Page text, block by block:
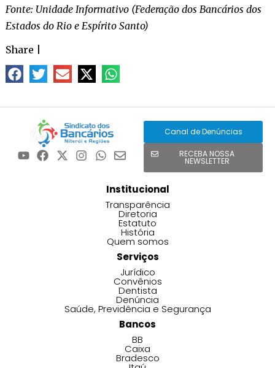
Fonte: Unidade Informativo (Federação dos Bancários dos
Estados do Rio e Espírito Santo)
Share
Canal de Denúncias
RECEBA NOSSA
NEWSLETTER
Institucional
Transparência
Diretoria
Estatuto
História
Quem somos
Serviços
Jurídico
Convênios
Dentista
Denúncia
Saúde, Previdência e Segurança
Bancos
BB
Caixa
Bradesco